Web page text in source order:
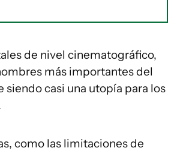
de nivel cinematográfico,
más importantes del
casi una utopía para los
como las limitaciones de